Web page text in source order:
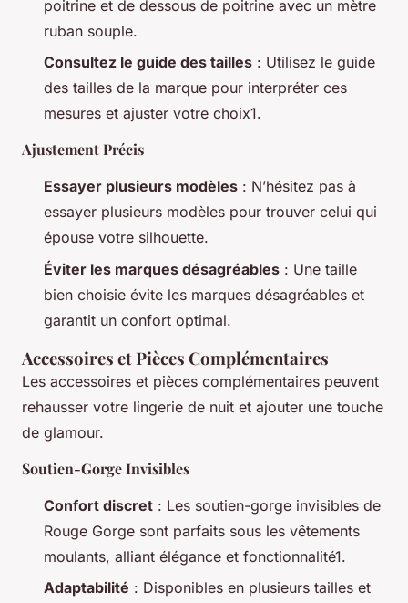
poitrine et de dessous de poitrine avec un mètre
ruban souple.
Consultez le guide des tailles : Utilisez le guide
des tailles de la marque pour interpréter ces
mesures et ajuster votre choix1.
Ajustement Précis
Essayer plusieurs modèles : N’hésitez pas à
essayer plusieurs modèles pour trouver celui qui
épouse votre silhouette.
Éviter les marques désagréables : Une taille
bien choisie évite les marques désagréables et
garantit un confort optimal.
Accessoires et Pièces Complémentaires
Les accessoires et pièces complémentaires peuvent
rehausser votre lingerie de nuit et ajouter une touche
de glamour.
Soutien-Gorge Invisibles
Confort discret : Les soutien-gorge invisibles de
Rouge Gorge sont parfaits sous les vêtements
moulants, alliant élégance et fonctionnalité1.
Adaptabilité : Disponibles en plusieurs tailles et